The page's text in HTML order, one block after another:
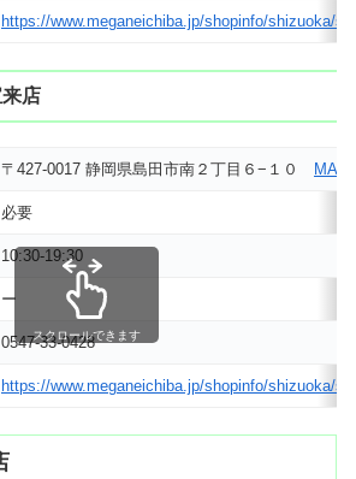
https://www.meganeichiba.jp/shopinfo/shizuoka/
店
〒427-0017 静岡県島田市南２丁目６−１０ MAP
必要
10:30-19:30
ー
0547-33-0428
https://www.meganeichiba.jp/shopinfo/shizuoka/
スクロールできます